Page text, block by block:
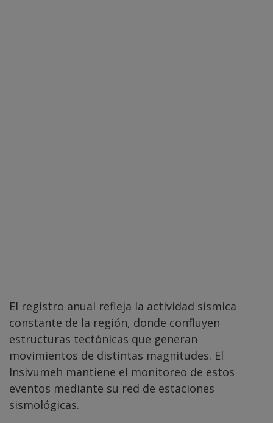
El registro anual refleja la actividad sísmica
constante de la región, donde confluyen
estructuras tectónicas que generan
movimientos de distintas magnitudes. El
Insivumeh mantiene el monitoreo de estos
eventos mediante su red de estaciones
sismológicas.